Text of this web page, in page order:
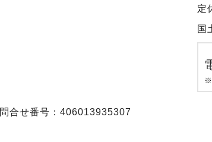
定
国
※
合せ番号：406013935307